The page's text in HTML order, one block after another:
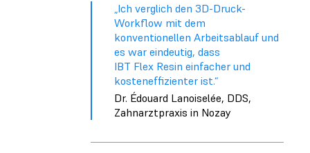
„Ich verglich den 3D-Druck-
Workflow mit dem
konventionellen Arbeitsablauf und
es war eindeutig, dass
IBT Flex Resin einfacher und
kosteneffizienter ist.“
Dr. Édouard Lanoiselée, DDS,
Zahnarztpraxis in Nozay